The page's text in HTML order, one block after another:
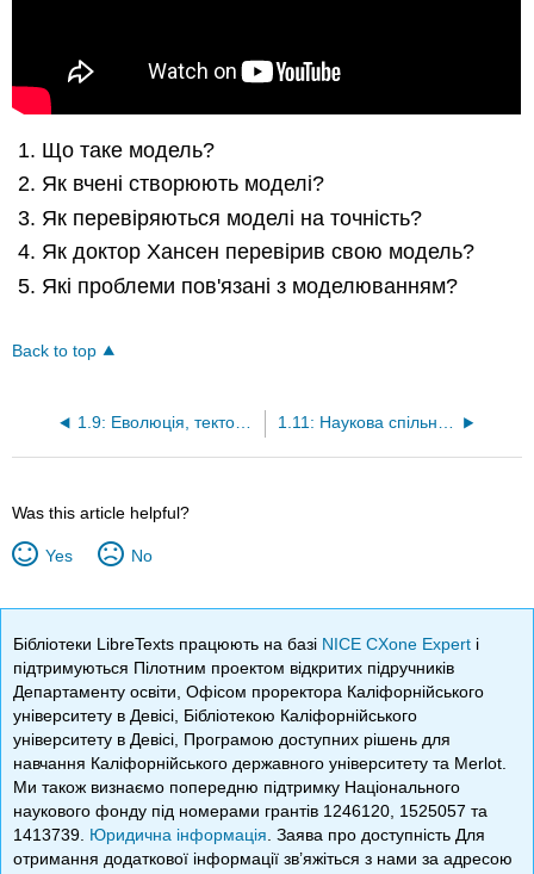
Що таке модель?
Як вчені створюють моделі?
Як перевіряються моделі на точність?
Як доктор Хансен перевірив свою модель?
Які проблеми пов'язані з моделюванням?
Back to top
1.9: Еволюція, тектоніка плит та зміна клімату
Was this article helpful?
Yes No
Бібліотеки LibreTexts працюють на базі NICE CXone Expert і
підтримуються Пілотним проектом відкритих підручників
Департаменту освіти, Офісом проректора Каліфорнійського
університету в Девісі, Бібліотекою Каліфорнійського
університету в Девісі, Програмою доступних рішень для
навчання Каліфорнійського державного університету та Merlot.
Ми також визнаємо попередню підтримку Національного
наукового фонду під номерами грантів 1246120, 1525057 та
1413739. Юридична інформація . Заява про доступність Для
отримання додаткової інформації зв’яжіться з нами за адресою